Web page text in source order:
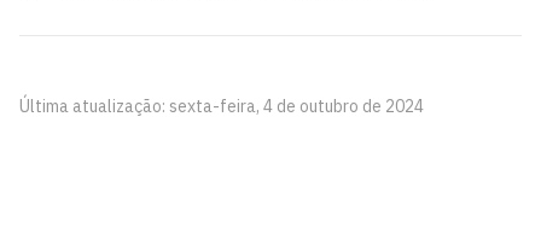
Última atualização: sexta-feira, 4 de outubro de 2024